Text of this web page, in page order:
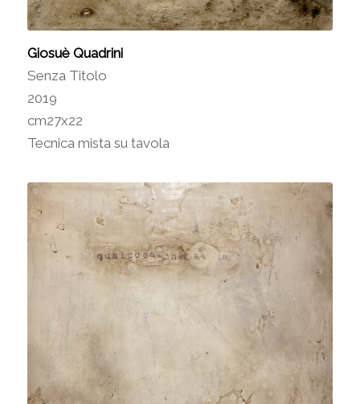
Giosuè Quadrini
Senza Titolo
2019
cm27x22
Tecnica mista su tavola